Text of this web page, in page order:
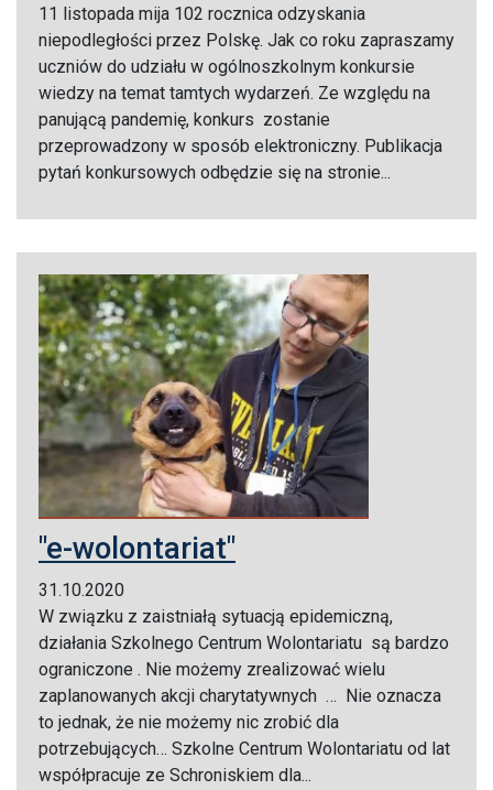
11 listopada mija 102 rocznica odzyskania
niepodległości przez Polskę. Jak co roku zapraszamy
uczniów do udziału w ogólnoszkolnym konkursie
wiedzy na temat tamtych wydarzeń. Ze względu na
panującą pandemię, konkurs zostanie
przeprowadzony w sposób elektroniczny. Publikacja
pytań konkursowych odbędzie się na stronie...
"e-wolontariat"
31.10.2020
W związku z zaistniałą sytuacją epidemiczną,
działania Szkolnego Centrum Wolontariatu są bardzo
ograniczone . Nie możemy zrealizować wielu
zaplanowanych akcji charytatywnych … Nie oznacza
to jednak, że nie możemy nic zrobić dla
potrzebujących… Szkolne Centrum Wolontariatu od lat
współpracuje ze Schroniskiem dla...